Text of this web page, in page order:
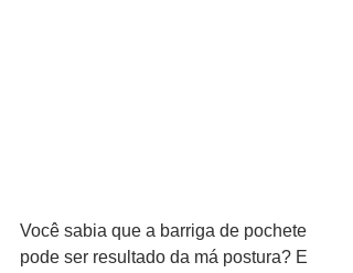
Você sabia que a barriga de pochete
pode ser resultado da má postura? E